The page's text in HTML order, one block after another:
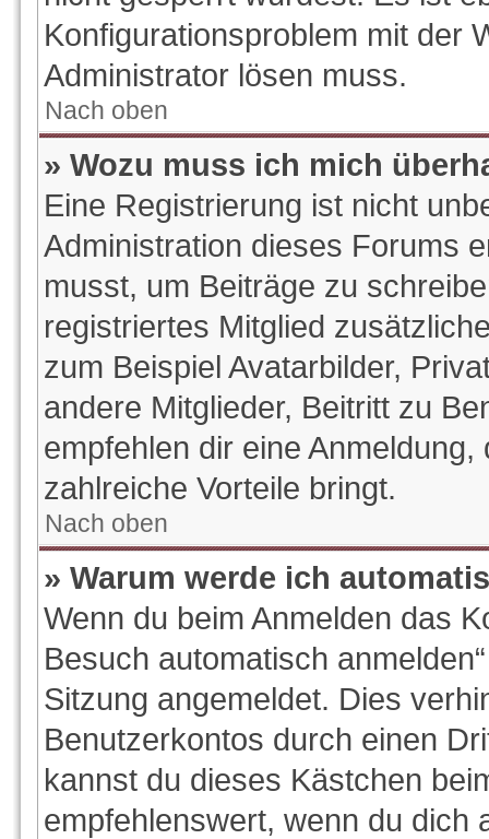
Konfigurationsproblem mit der
Administrator lösen muss.
Nach oben
» Wozu muss ich mich
Eine Registrierung ist nicht
Administration dieses Forums
musst, um Beiträge zu
registriertes Mitglied
zum Beispiel Avatarbilder,
andere Mitglieder, Beitritt zu
empfehlen dir eine
zahlreiche Vorteile bringt.
Nach oben
» Warum werde ich
Wenn du beim Anmelden das
Besuch automatisch
Sitzung angemeldet. Dies
Benutzerkontos durch einen
kannst du dieses Kästchen
empfehlenswert, wenn du dich